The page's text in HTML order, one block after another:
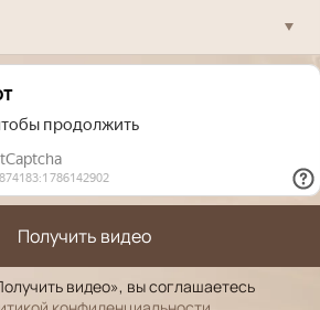
Получить видео
видео», вы соглашаетесь